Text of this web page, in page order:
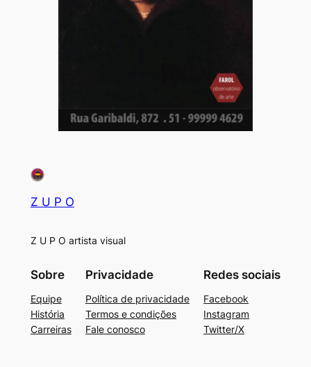
Z U P O
Z U P O artista visual
Sobre
Equipe
História
Carreiras
Privacidade
Política de privacidade
Termos e condições
Fale conosco
Redes sociais
Facebook
Instagram
Twitter/X